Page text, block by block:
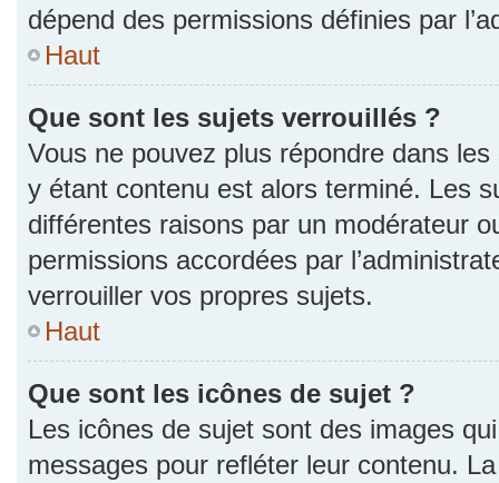
dépend des permissions définies par
Haut
Que sont les sujets verrouillés ?
Vous ne pouvez plus répondre dans
y étant contenu est alors terminé. Les
différentes raisons par un modérateur
permissions accordées par
verrouiller vos propres sujets.
Haut
Que sont les icônes de sujet ?
Les icônes de sujet sont des images
messages pour refléter leur contenu.